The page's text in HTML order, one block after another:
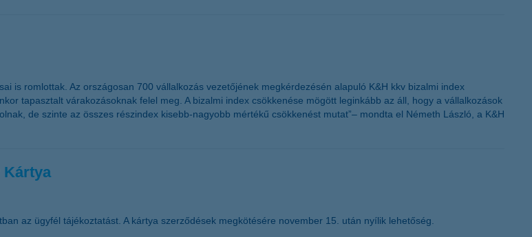
is romlottak. Az országosan 700 vállalkozás vezetőjének megkérdezésén alapuló K&H kkv bizalmi index
tapasztalt várakozásoknak felel meg. A bizalmi index csökkenése mögött leginkább az áll, hogy a vállalkozások
de szinte az összes részindex kisebb-nagyobb mértékű csökkenést mutat”– mondta el Németh László, a K&H
Kártya
az ügyfél tájékoztatást. A kártya szerződések megkötésére november 15. után nyílik lehetőség.